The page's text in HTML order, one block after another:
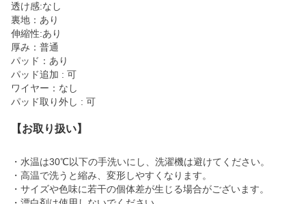
透け感:なし
裏地：あり
伸縮性:あり
厚み：普通
パッド：あり
パッド追加 : 可
ワイヤー：なし
パッド取り外し : 可
【お取り扱い】
・水温は30℃以下の手洗いにし、洗濯機は避けてください。
・高温で洗うと縮み、変形しやすくなります。
・サイズや色味に若干の個体差が生じる場合がございます。